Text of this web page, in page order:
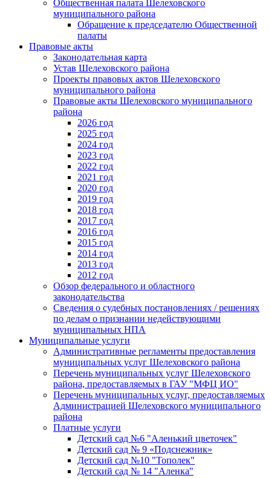
Общественная палата Шелеховского
муниципального района
Обращение к председателю Общественной
палаты
Правовые акты
Законодательная карта
Устав Шелеховского района
Проекты правовых актов Шелеховского
муниципального района
Правовые акты Шелеховского муниципального
района
2026 год
2025 год
2024 год
2023 год
2022 год
2021 год
2020 год
2019 год
2018 год
2017 год
2016 год
2015 год
2014 год
2013 год
2012 год
Обзор федерального и областного
законодательства
Сведения о судебных постановлениях / решениях
по делам о признании недействующими
муниципальных НПА
Муниципальные услуги
Административные регламенты предоставления
муниципальных услуг Шелеховского района
Перечень муниципальных услуг Шелеховского
района, предоставляемых в ГАУ "МФЦ ИО"
Перечень муниципальных услуг, предоставляемых
Администрацией Шелеховского муниципального
района
Платные услуги
Детский сад №6 "Аленький цветочек"
Детский сад № 9 «Подснежник»
Детский сад №10 "Тополек"
Детский сад № 14 "Аленка"